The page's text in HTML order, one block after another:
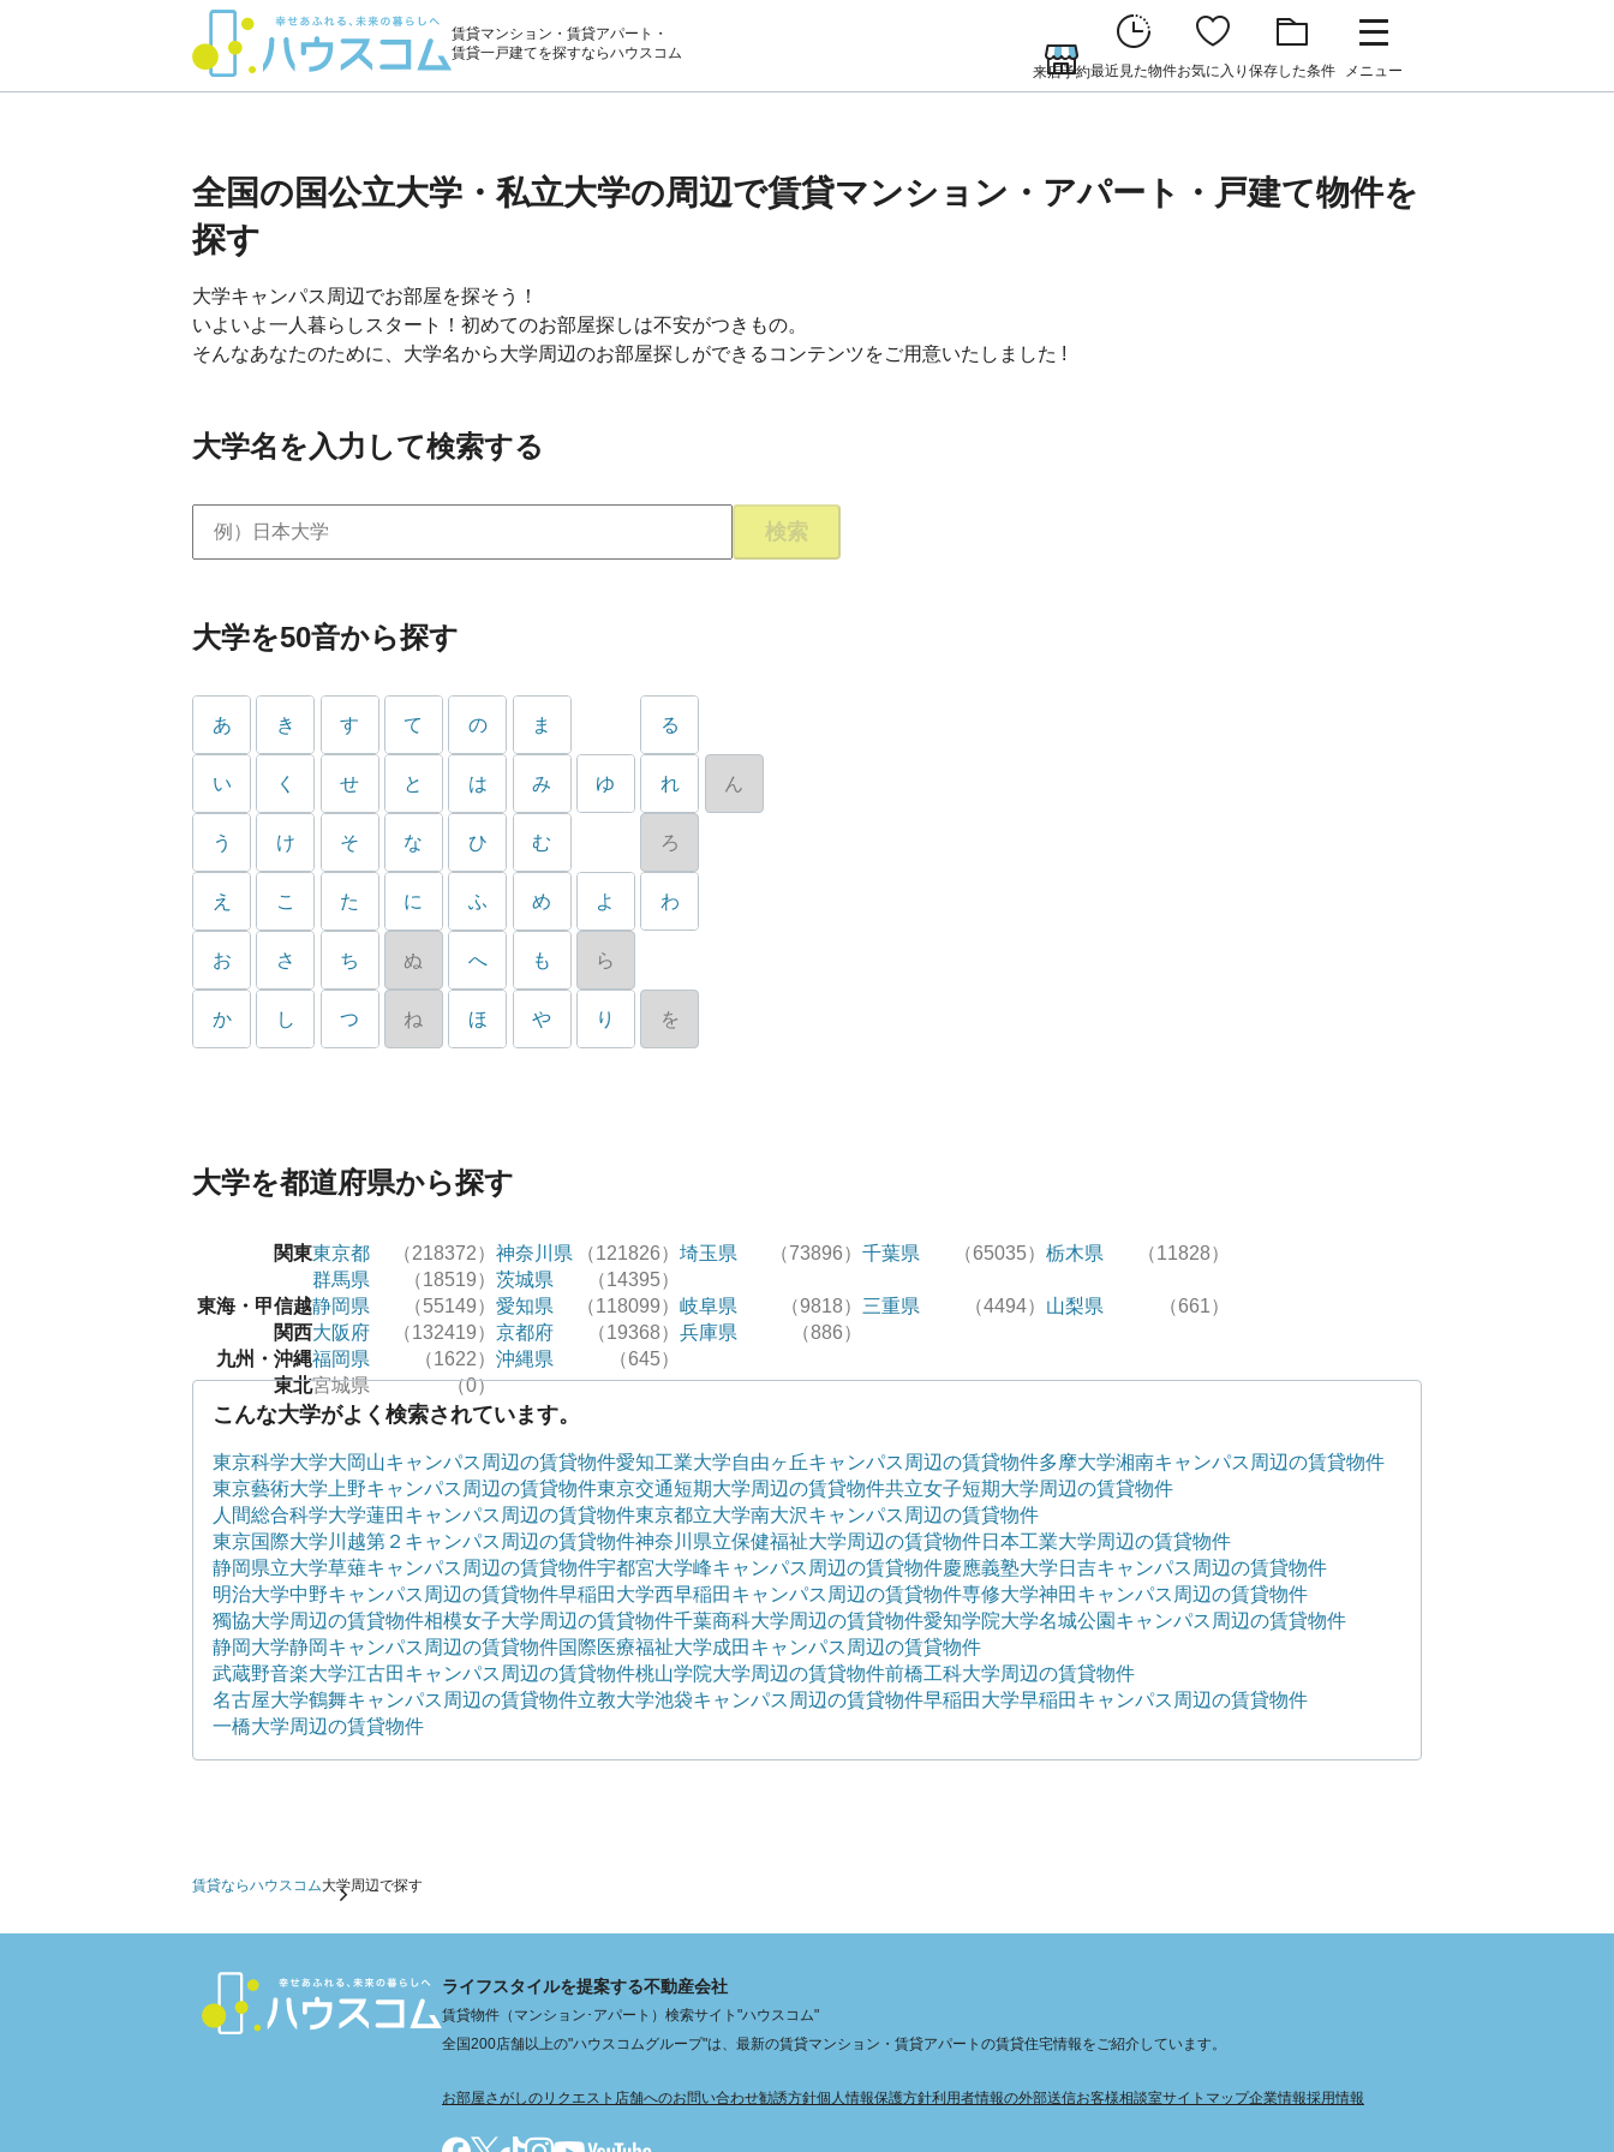
賃貸マンション・賃貸アパート・
賃貸一戸建てを探すならハウスコム
来店予約最近見た物件お気に入り 保存した条件 メニュー
全国の国公立大学・私立大学の周辺で賃貸マンション・アパート・戸建て物件を
探す
大学キャンパス周辺でお部屋を探そう！
いよいよ一人暮らしスタート！初めてのお部屋探しは不安がつきもの。
そんなあなたのために、大学名から大学周辺のお部屋探しができるコンテンツをご用意いたしました !
大学名を入力して検索する
検索
大学を50音から探す
あ
い
う
え
お
か
き
く
け
こ
さ
し
す
せ
そ
た
ち
つ
て
と
な
に
ぬ
ね
の
は
ひ
ふ
へ
ほ
ま
み
む
め
も
や
ゆ
よ
ら
り
る
れ
ろ
わ
を
ん
大学を都道府県から探す
関東東京都 （218372） 神奈川県 （121826） 埼玉県 （73896）千葉県 （65035）栃木県
（11828）
群馬県
（18519） 茨城県
（14395）
東海・甲信越静岡県 （55149） 愛知県 （118099） 岐阜県 （9818） 三重県 （4494） 山梨県
（661）
関西大阪府 （132419） 京都府 （19368） 兵庫県
（886）
九州・沖縄福岡県 （1622） 沖縄県
（645）
東北宮城県 （0）
こんな大学がよく検索されています。
東京科学大学大岡山キャンパス周辺の賃貸物件愛知工業大学自由ヶ丘キャンパス周辺の賃貸物件多摩大学湘南キャンパス周辺の賃貸物件
東京藝術大学上野キャンパス周辺の賃貸物件東京交通短期大学周辺の賃貸物件共立女子短期大学周辺の賃貸物件
人間総合科学大学蓮田キャンパス周辺の賃貸物件東京都立大学南大沢キャンパス周辺の賃貸物件
東京国際大学川越第２キャンパス周辺の賃貸物件神奈川県立保健福祉大学周辺の賃貸物件日本工業大学周辺の賃貸物件
静岡県立大学草薙キャンパス周辺の賃貸物件宇都宮大学峰キャンパス周辺の賃貸物件慶應義塾大学日吉キャンパス周辺の賃貸物件
明治大学中野キャンパス周辺の賃貸物件早稲田大学西早稲田キャンパス周辺の賃貸物件専修大学神田キャンパス周辺の賃貸物件
獨協大学周辺の賃貸物件相模女子大学周辺の賃貸物件千葉商科大学周辺の賃貸物件愛知学院大学名城公園キャンパス周辺の賃貸物件
静岡大学静岡キャンパス周辺の賃貸物件国際医療福祉大学成田キャンパス周辺の賃貸物件
武蔵野音楽大学江古田キャンパス周辺の賃貸物件桃山学院大学周辺の賃貸物件前橋工科大学周辺の賃貸物件
名古屋大学鶴舞キャンパス周辺の賃貸物件立教大学池袋キャンパス周辺の賃貸物件早稲田大学早稲田キャンパス周辺の賃貸物件
一橋大学周辺の賃貸物件
賃貸ならハウスコム大学周辺で探す
ライフスタイルを提案する不動産会社
賃貸物件（マンション･アパート）検索サイト"ハウスコム"
全国200店舗以上の"ハウスコムグループ"は、最新の賃貸マンション・賃貸アパートの賃貸住宅情報をご紹介しています。
お部屋さがしのリクエスト 店舗へのお問い合わせ勧誘方針個人情報保護方針利用者情報の外部送信お客様相談室サイトマップ企業情報採用情報